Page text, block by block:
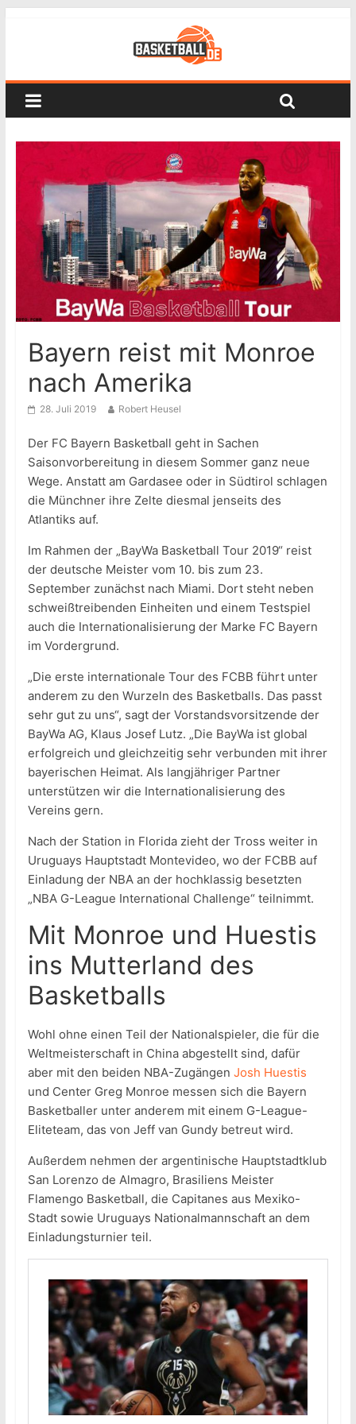
Bayern reist mit Monroe
nach Amerika
28. Juli 2019 Robert Heusel
Der FC Bayern Basketball geht in Sachen
Saisonvorbereitung in diesem Sommer ganz neue
Wege. Anstatt am Gardasee oder in Südtirol schlagen
die Münchner ihre Zelte diesmal jenseits des
Atlantiks auf.
Im Rahmen der „BayWa Basketball Tour 2019“ reist
der deutsche Meister vom 10. bis zum 23.
September zunächst nach Miami. Dort steht neben
schweißtreibenden Einheiten und einem Testspiel
auch die Internationalisierung der Marke FC Bayern
im Vordergrund.
„Die erste internationale Tour des FCBB führt unter
anderem zu den Wurzeln des Basketballs. Das passt
sehr gut zu uns“, sagt der Vorstandsvorsitzende der
BayWa AG, Klaus Josef Lutz. „Die BayWa ist global
erfolgreich und gleichzeitig sehr verbunden mit ihrer
bayerischen Heimat. Als langjähriger Partner
unterstützen wir die Internationalisierung des
Vereins gern.
Nach der Station in Florida zieht der Tross weiter in
Uruguays Hauptstadt Montevideo, wo der FCBB auf
Einladung der NBA an der hochklassig besetzten
„NBA G-League International Challenge“ teilnimmt.
Mit Monroe und Huestis
ins Mutterland des
Basketballs
Wohl ohne einen Teil der Nationalspieler, die für die
Weltmeisterschaft in China abgestellt sind, dafür
aber mit den beiden NBA-Zugängen Josh Huestis
und Center Greg Monroe messen sich die Bayern
Basketballer unter anderem mit einem G-League-
Eliteteam, das von Jeff van Gundy betreut wird.
Außerdem nehmen der argentinische Hauptstadtklub
San Lorenzo de Almagro, Brasiliens Meister
Flamengo Basketball, die Capitanes aus Mexiko-
Stadt sowie Uruguays Nationalmannschaft an dem
Einladungsturnier teil.